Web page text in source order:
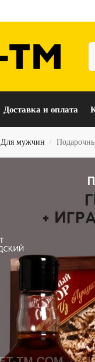
Доставка и оплата
Для мужчин /